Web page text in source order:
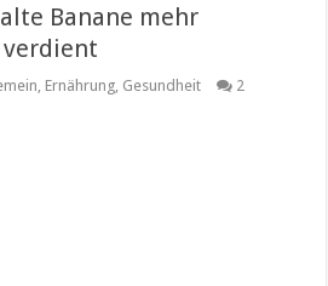
Banane mehr
Ernährung Gesundheit 2